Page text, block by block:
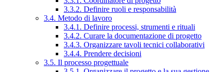
3.3.2. Definire ruoli e responsabilità
3.4. Metodo di lavoro
3.4.1. Definire processi, strumenti e rituali
3.4.2. Curare la documentazione di progetto
3.4.3. Organizzare tavoli tecnici collaborativi
3.4.4. Prendere decisioni
3.5. Il processo progettuale